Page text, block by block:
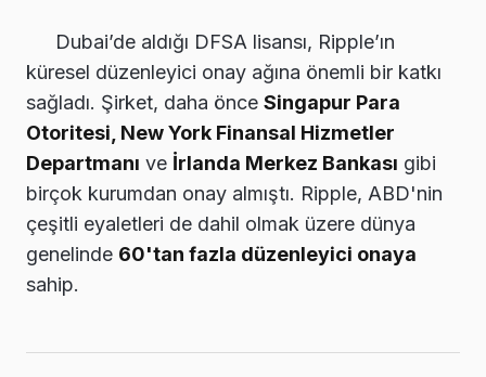
Dubai’de aldığı DFSA lisansı, Ripple’ın
küresel düzenleyici onay ağına önemli bir katkı
sağladı. Şirket, daha önce Singapur Para
Otoritesi, New York Finansal Hizmetler
Departmanı ve İrlanda Merkez Bankası gibi
birçok kurumdan onay almıştı. Ripple, ABD'nin
çeşitli eyaletleri de dahil olmak üzere dünya
genelinde 60'tan fazla düzenleyici onaya
sahip.